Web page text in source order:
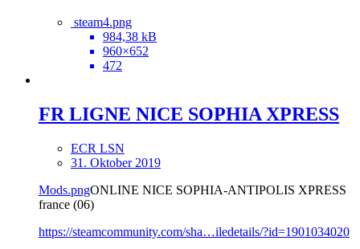
steam4.png
984,38 kB
960×652
472
FR LIGNE NICE SOPHIA XPRESS
ECR LSN
31. Oktober 2019
Mods.pngONLINE NICE SOPHIA-ANTIPOLIS XPRESS
france (06)
https://steamcommunity.com/sha…iledetails/?id=1901034020